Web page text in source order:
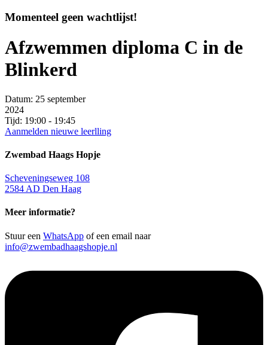
Momenteel geen wachtlijst!
Afzwemmen diploma C in de
Blinkerd
Datum: 25 september
2024
Tijd: 19:00 - 19:45
Aanmelden nieuwe leerlling
Zwembad Haags Hopje
Scheveningseweg 108
2584 AD Den Haag
Meer informatie?
Stuur een WhatsApp of een email naar
info@zwembadhaagshopje.nl